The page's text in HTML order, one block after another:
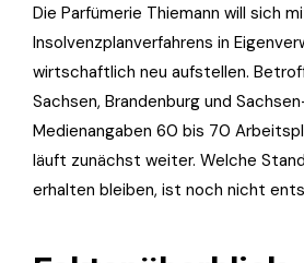
Die Parfümerie Thiemann will sich
Insolvenzplanverfahrens in
wirtschaftlich neu aufstellen.
Sachsen, Brandenburg und
Medienangaben 60 bis 70
läuft zunächst weiter. Welche
erhalten bleiben, ist noch nicht